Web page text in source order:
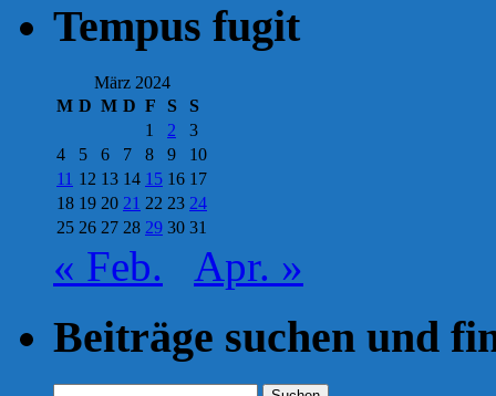
Tempus fugit
März 2024
M D M D F S
S
1
2
3
4
5 6 7 8 9
10
11 12 13 14 15 16 17
18 19 20 21 22 23 24
25 26 27 28 29 30 31
« Feb. Apr. »
Beiträge suchen und